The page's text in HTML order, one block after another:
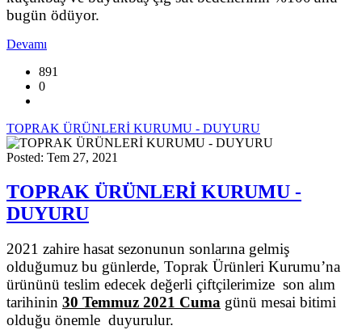
bugün ödüyor.
Devamı
891
0
TOPRAK ÜRÜNLERİ KURUMU - DUYURU
Posted: Tem 27, 2021
TOPRAK ÜRÜNLERİ KURUMU -
DUYURU
2021 zahire hasat sezonunun sonlarına gelmiş
olduğumuz bu günlerde, Toprak Ürünleri Kurumu’na
ürününü teslim edecek değerli çiftçilerimize son alım
tarihinin 30 Temmuz 2021 Cuma günü mesai bitimi
olduğu önemle duyurulur.